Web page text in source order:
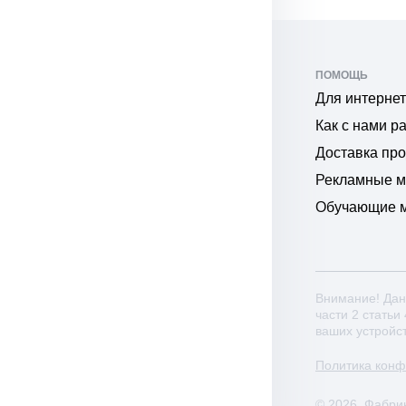
ПОМОЩЬ
Для
Как с нами
Доставка
Рекламные
Обучающие
Внимание!
части 2
ваших
Политика